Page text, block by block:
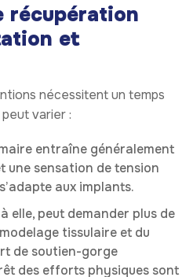
récupération
et
nécessitent un temps
varier :
entraîne généralement
une sensation de tension
aux implants.
elle, peut demander plus de
tissulaire et du
de soutien-gorge
des efforts physiques sont